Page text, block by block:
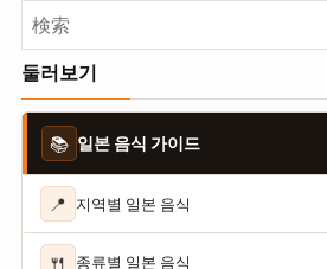
둘러보기
📚 일본 음식 가이드
📍 지역별 일본 음식
🍴 종류별 일본 음식